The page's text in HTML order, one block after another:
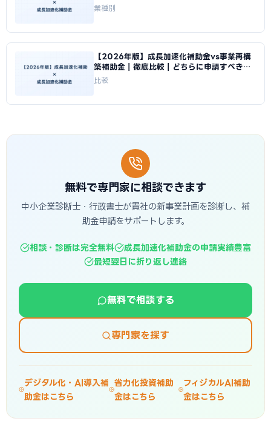
略｜成長加速化補助金ナビ
業種別
【2026年版】成長加速化補助金vs事業再構
築補助金｜徹底比較｜どちらに申請すべきか
｜成長加速化補助金ナビ
比較
無料で専門家に相談できます
中小企業診断士・行政書士が貴社の新事業計画を診断し、補
助金申請をサポートします。
相談・診断は完全無料
成長加速化補助金の申請実績豊富
最短翌日に折り返し連絡
無料で相談する
専門家を探す
デジタル化・AI導入補
助金はこちら
省力化投資補助
金はこちら
フィジカルAI補助
金はこちら